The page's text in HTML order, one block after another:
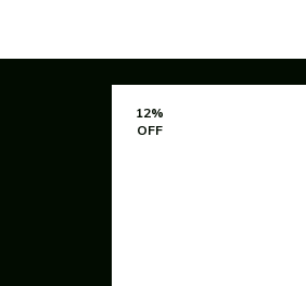
12%
OFF